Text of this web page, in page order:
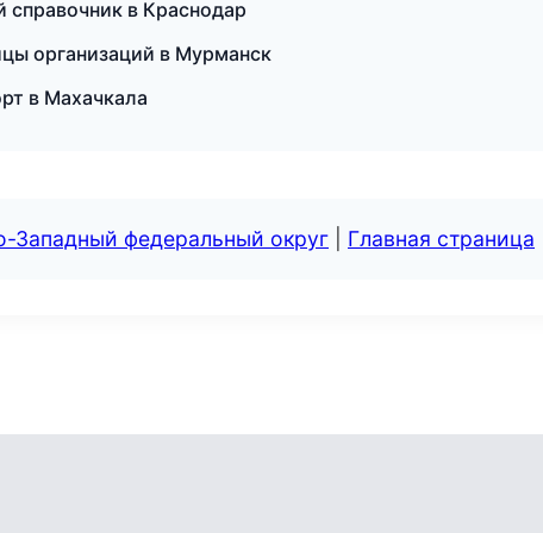
в Краснодар
организаций в Мурманск
в Махачкала
Западный федеральный округ Главная страница